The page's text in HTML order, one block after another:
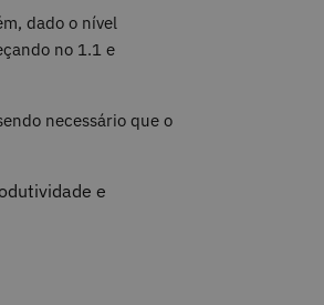
dado o nível
no 1.1 e
necessário que o
e